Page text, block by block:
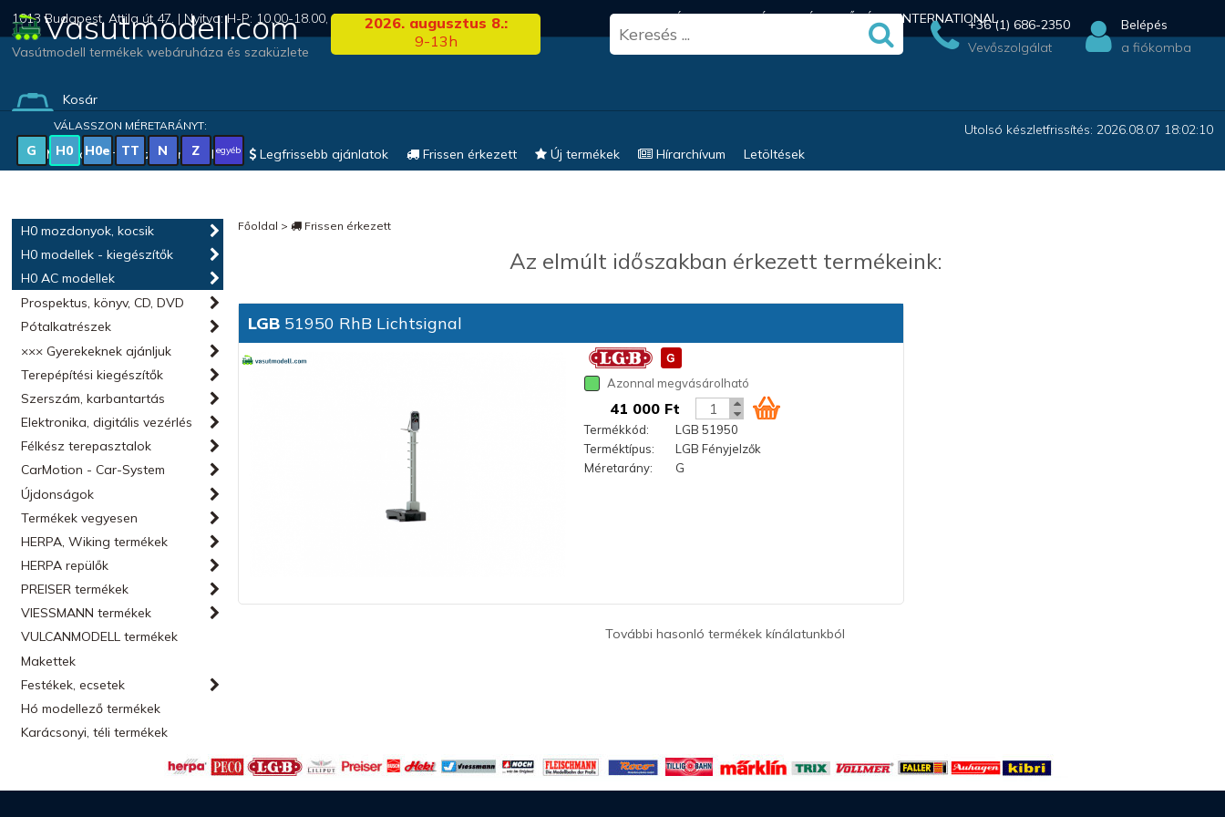
1013 Budapest, Attila út 47. | Nyitva: H-P: 10.00-18.00, Szo: 09.00-13.00 FRISS HÍREK KERESÉS ELÉRHETŐSÉG INTERNATIONAL
Vasutmodell.com
Vasútmodell termékek webáruháza és szaküzlete
2026. augusztus 8.:
9-13h
+36 (1) 686-2350
Vevőszolgálat
Belépés
a fiókomba
Kosár
(0 termék)
VÁLASSZON MÉRETARÁNYT:
G H0 H0e TT N Z egyéb
Utolsó készletfrissítés: 2026.08.07 18:02:10
Magyar vonatkozású modellek
Legfrissebb ajánlatok Frissen érkezett Új termékek Hírarchívum Letöltések
H0 mozdonyok, kocsik
H0 modellek - kiegészítők
H0 AC modellek
Prospektus, könyv, CD, DVD
Pótalkatrészek
××× Gyerekeknek ajánljuk
Terepépítési kiegészítők
Szerszám, karbantartás
Elektronika, digitális vezérlés
Félkész terepasztalok
CarMotion - Car-System
Újdonságok
Termékek vegyesen
HERPA, Wiking termékek
HERPA repülők
PREISER termékek
VIESSMANN termékek
VULCANMODELL termékek
Makettek
Festékek, ecsetek
Hó modellező termékek
Karácsonyi, téli termékek
Főoldal > Frissen érkezett
Az elmúlt időszakban érkezett termékeink:
LGB 51950 RhB Lichtsignal
Azonnal megvásárolható
41 000 Ft
Termékkód:
LGB 51950
Terméktípus:
LGB Fényjelzők
Méretarány:
G
További hasonló termékek kínálatunkból